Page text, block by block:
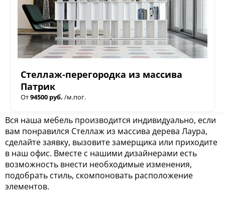
Стеллаж-перегородка из массива
Патрик
От94500 руб. /м.пог.
Вся наша мебель производится индивидуально, если
вам понравился Cтеллаж из массива дерева Лаура,
сделайте заявку, вызовите замерщика или приходите
в наш офис. Вместе с нашими дизайнерами есть
возможность внести необходимые изменения,
подобрать стиль, скомпоновать расположение
элементов.